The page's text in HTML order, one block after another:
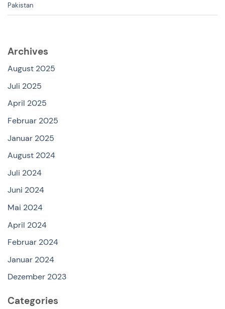
Pakistan
Archives
August 2025
Juli 2025
April 2025
Februar 2025
Januar 2025
August 2024
Juli 2024
Juni 2024
Mai 2024
April 2024
Februar 2024
Januar 2024
Dezember 2023
Categories